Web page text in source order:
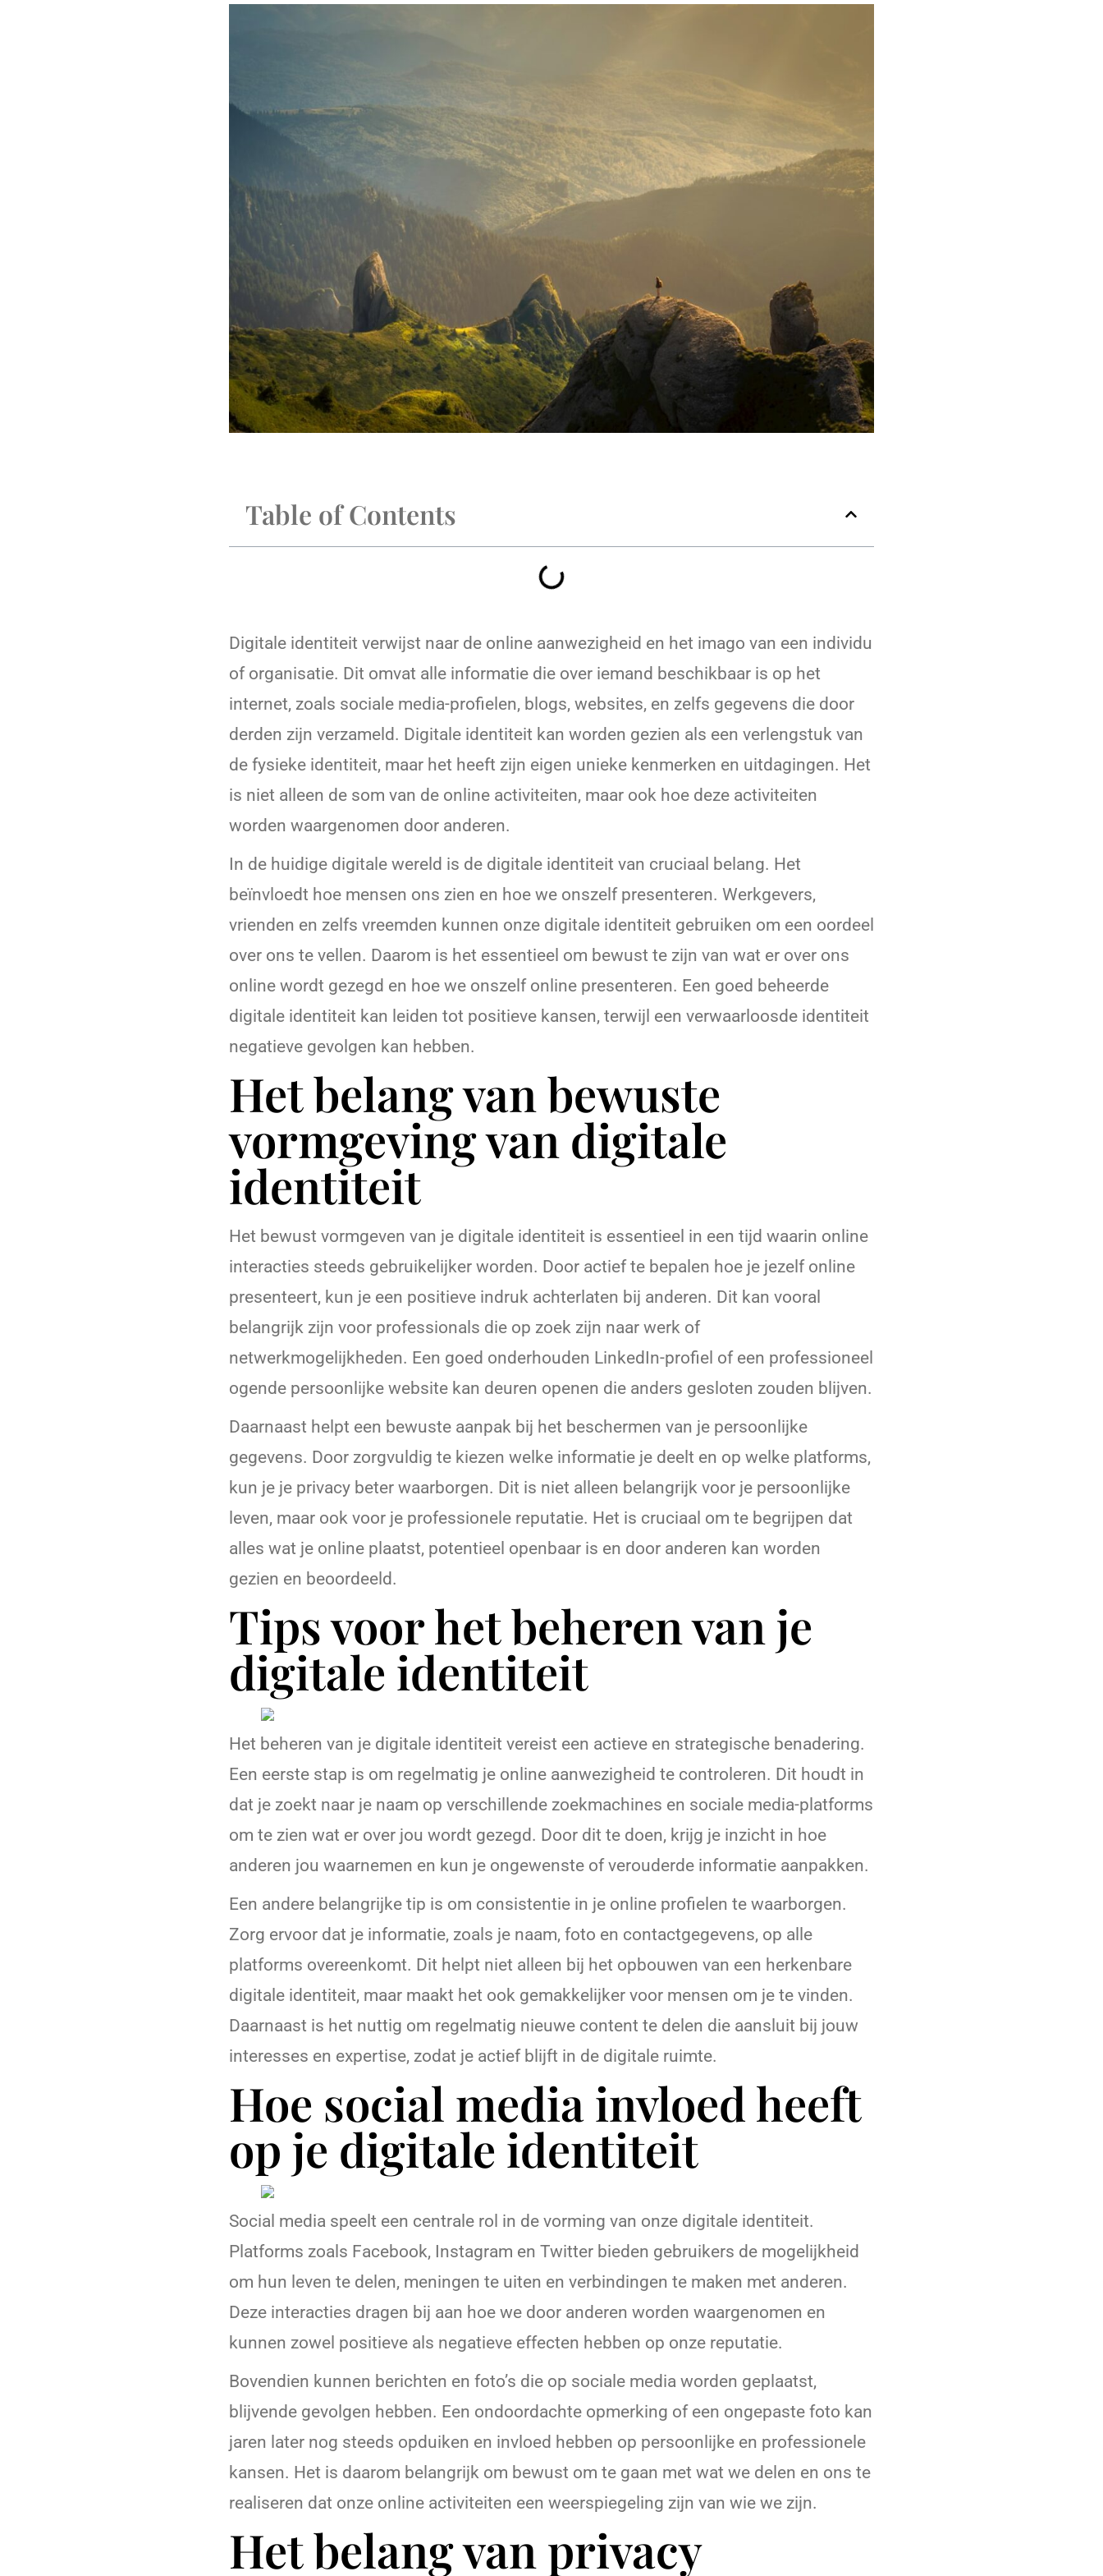
Table of Contents
Digitale identiteit verwijst naar de online aanwezigheid en het imago van een individu
of organisatie. Dit omvat alle informatie die over iemand beschikbaar is op het
internet, zoals sociale media-profielen, blogs, websites, en zelfs gegevens die door
derden zijn verzameld. Digitale identiteit kan worden gezien als een verlengstuk van
de fysieke identiteit, maar het heeft zijn eigen unieke kenmerken en uitdagingen. Het
is niet alleen de som van de online activiteiten, maar ook hoe deze activiteiten
worden waargenomen door anderen.
In de huidige digitale wereld is de digitale identiteit van cruciaal belang. Het
beïnvloedt hoe mensen ons zien en hoe we onszelf presenteren. Werkgevers,
vrienden en zelfs vreemden kunnen onze digitale identiteit gebruiken om een oordeel
over ons te vellen. Daarom is het essentieel om bewust te zijn van wat er over ons
online wordt gezegd en hoe we onszelf online presenteren. Een goed beheerde
digitale identiteit kan leiden tot positieve kansen, terwijl een verwaarloosde identiteit
negatieve gevolgen kan hebben.
Het belang van bewuste
vormgeving van digitale
identiteit
Het bewust vormgeven van je digitale identiteit is essentieel in een tijd waarin online
interacties steeds gebruikelijker worden. Door actief te bepalen hoe je jezelf online
presenteert, kun je een positieve indruk achterlaten bij anderen. Dit kan vooral
belangrijk zijn voor professionals die op zoek zijn naar werk of
netwerkmogelijkheden. Een goed onderhouden LinkedIn-profiel of een professioneel
ogende persoonlijke website kan deuren openen die anders gesloten zouden blijven.
Daarnaast helpt een bewuste aanpak bij het beschermen van je persoonlijke
gegevens. Door zorgvuldig te kiezen welke informatie je deelt en op welke platforms,
kun je je privacy beter waarborgen. Dit is niet alleen belangrijk voor je persoonlijke
leven, maar ook voor je professionele reputatie. Het is cruciaal om te begrijpen dat
alles wat je online plaatst, potentieel openbaar is en door anderen kan worden
gezien en beoordeeld.
Tips voor het beheren van je
digitale identiteit
Het beheren van je digitale identiteit vereist een actieve en strategische benadering.
Een eerste stap is om regelmatig je online aanwezigheid te controleren. Dit houdt in
dat je zoekt naar je naam op verschillende zoekmachines en sociale media-platforms
om te zien wat er over jou wordt gezegd. Door dit te doen, krijg je inzicht in hoe
anderen jou waarnemen en kun je ongewenste of verouderde informatie aanpakken.
Een andere belangrijke tip is om consistentie in je online profielen te waarborgen.
Zorg ervoor dat je informatie, zoals je naam, foto en contactgegevens, op alle
platforms overeenkomt. Dit helpt niet alleen bij het opbouwen van een herkenbare
digitale identiteit, maar maakt het ook gemakkelijker voor mensen om je te vinden.
Daarnaast is het nuttig om regelmatig nieuwe content te delen die aansluit bij jouw
interesses en expertise, zodat je actief blijft in de digitale ruimte.
Hoe social media invloed heeft
op je digitale identiteit
Social media speelt een centrale rol in de vorming van onze digitale identiteit.
Platforms zoals Facebook, Instagram en Twitter bieden gebruikers de mogelijkheid
om hun leven te delen, meningen te uiten en verbindingen te maken met anderen.
Deze interacties dragen bij aan hoe we door anderen worden waargenomen en
kunnen zowel positieve als negatieve effecten hebben op onze reputatie.
Bovendien kunnen berichten en foto’s die op sociale media worden geplaatst,
blijvende gevolgen hebben. Een ondoordachte opmerking of een ongepaste foto kan
jaren later nog steeds opduiken en invloed hebben op persoonlijke en professionele
kansen. Het is daarom belangrijk om bewust om te gaan met wat we delen en ons te
realiseren dat onze online activiteiten een weerspiegeling zijn van wie we zijn.
Het belang van privacy